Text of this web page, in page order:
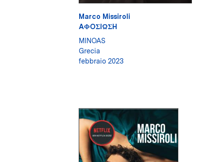
Marco Missiroli
AΦOΣIΩΣH
MINOAS
Grecia
febbraio 2023